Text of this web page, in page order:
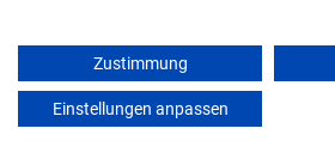
Marketing -
Zustimmung
Einstellungen anpassen